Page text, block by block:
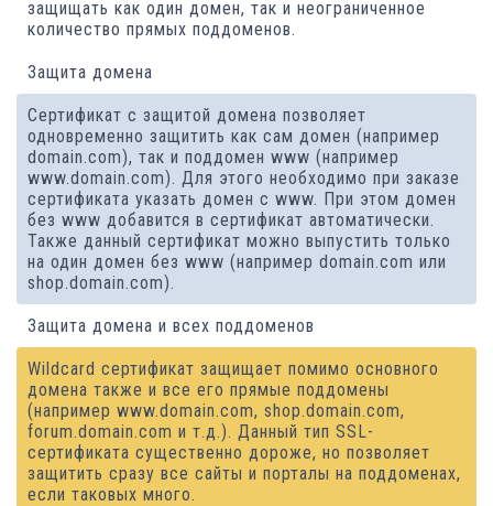
защищать как один домен, так и неограниченное
количество прямых поддоменов.
Защита домена
Сертификат с защитой домена позволяет
одновременно защитить как сам домен (например
domain.com), так и поддомен www (например
www.domain.com). Для этого необходимо при заказе
сертификата указать домен с www. При этом домен
без www добавится в сертификат автоматически.
Также данный сертификат можно выпустить только
на один домен без www (например domain.com или
shop.domain.com).
Защита домена и всех поддоменов
Wildcard сертификат защищает помимо основного
домена также и все его прямые поддомены
(например www.domain.com, shop.domain.com,
forum.domain.com и т.д.). Данный тип SSL-
сертификата существенно дороже, но позволяет
защитить сразу все сайты и порталы на поддоменах,
если таковых много.